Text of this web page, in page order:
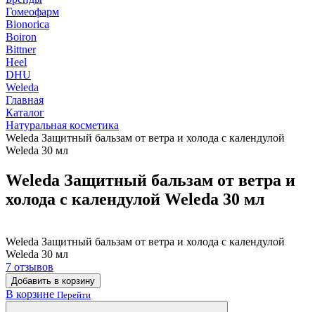
Гомеофарм
Bionorica
Boiron
Bittner
Heel
DHU
Weleda
Главная
Каталог
Натуральная косметика
Weleda Защитный бальзам от ветра и холода с календулой
Weleda 30 мл
Weleda Защитный бальзам от ветра и
холода с календулой Weleda 30 мл
Weleda Защитный бальзам от ветра и холода с календулой
Weleda 30 мл
7 отзывов
Добавить в корзину
В корзине Перейти